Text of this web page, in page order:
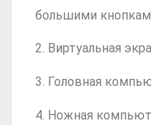
большими
2. Виртуальная
3. Головная
4. Ножная